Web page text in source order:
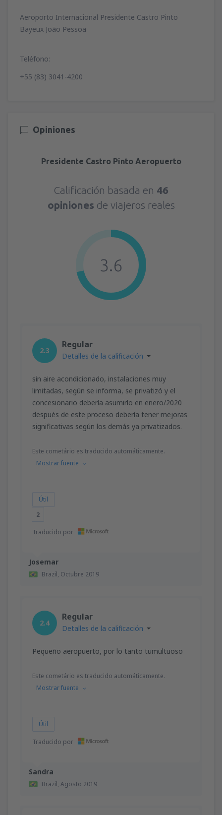
Aeroporto Internacional Presidente Castro Pinto
Bayeux João Pessoa
Teléfono:
+55 (83) 3041-4200
Opiniones
Presidente Castro Pinto Aeropuerto
Calificación basada en 46
opiniones de viajeros reales
3.6
Josemar
Brazil, Octubre 2019
2.3
Regular
Detalles de la calificación
sin aire acondicionado, instalaciones muy
limitadas, según se informa, se privatizó y el
concesionario debería asumirlo en enero/2020
después de este proceso debería tener mejoras
significativas según los demás ya privatizados.
Este cometário es traducido automáticamente.
Mostrar fuente
Útil
2
Traducido por
Sandra
Brazil, Agosto 2019
2.4
Regular
Detalles de la calificación
Pequeño aeropuerto, por lo tanto tumultuoso
Este cometário es traducido automáticamente.
Mostrar fuente
Útil
Traducido por